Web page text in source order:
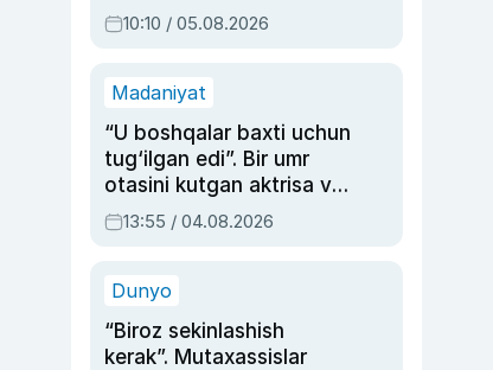
hukmi o‘qildi
10:10 / 05.08.2026
Madaniyat
“U boshqalar baxti uchun
tug‘ilgan edi”. Bir umr
otasini kutgan aktrisa va
dublyaj ustasi Rimma
Ahmedovaning
13:55 / 04.08.2026
Dunyo
“Biroz sekinlashish
kerak”. Mutaxassislar